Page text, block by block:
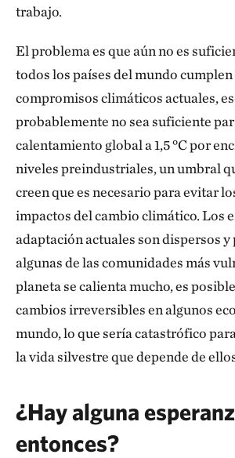
trabajo.
El problema es que aún no es
todos los países del mundo cumplen
compromisos climáticos actuales,
probablemente no sea suficiente
calentamiento global a 1,5 °C por
niveles preindustriales, un umbral
creen que es necesario para evitar
impactos del cambio climático. Los
adaptación actuales son dispersos y
algunas de las comunidades más
planeta se calienta mucho, es
cambios irreversibles en algunos
mundo, lo que sería catastrófico
la vida silvestre que depende de
¿Hay alguna
entonces?